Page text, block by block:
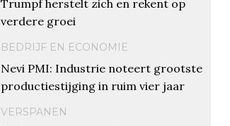
Trumpf herstelt zich en rekent op
verdere groei
BEDRIJF EN ECONOMIE
Nevi PMI: Industrie noteert grootste
productiestijging in ruim vier jaar
VERSPANEN